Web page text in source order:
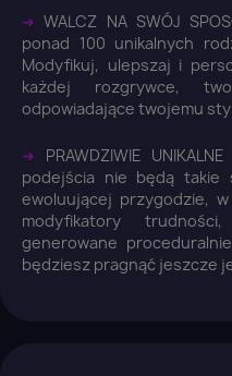
➜WALCZ NA SWÓJ
ponad 100 unikalnych
Modyfikuj, ulepszaj i
każdej rozgrywce,
odpowiadające twojemu
➜ PRAWDZIWIE
podejścia nie będą
ewoluującej przygodzie,
modyfikatory
generowane
będziesz pragnąć jeszcze